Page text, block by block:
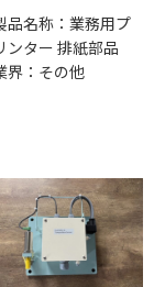
品名称：業務用プ
ンター 排紙部品
界：その他